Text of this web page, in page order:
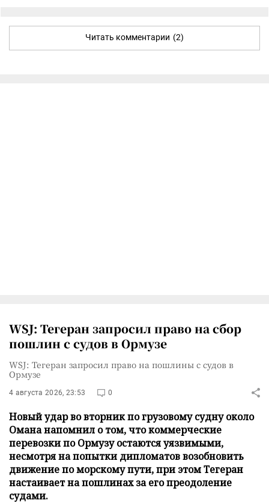
Читать комментарии (2)
WSJ: Тегеран запросил право на сбор
пошлин с судов в Ормузе
WSJ: Тегеран запросил право на пошлины с судов в
Ормузе
4 августа 2026, 23:53 0
Новый удар во вторник по грузовому судну около
Омана напомнил о том, что коммерческие
перевозки по Ормузу остаются уязвимыми,
несмотря на попытки дипломатов возобновить
движение по морскому пути, при этом Тегеран
настаивает на пошлинах за его преодоление
судами.